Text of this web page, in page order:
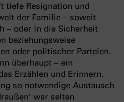
tiefe Resignation und
der Familie – soweit
– oder in die Sicherheit
beziehungsweise
oder politischer Parteien.
überhaupt – ein
Erzählen und Erinnern.
so notwendige Austausch
war selten